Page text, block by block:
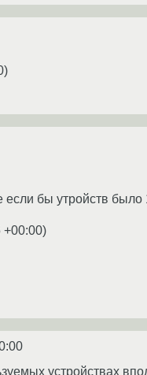
)
бы утройств было
+00:00)
устройствах